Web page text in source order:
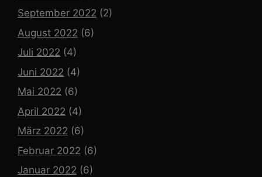
September 2022 (2)
August 2022 (6)
Juli 2022 (4)
Juni 2022 (4)
Mai 2022 (6)
April 2022 (4)
März 2022 (6)
Februar 2022 (6)
Januar 2022 (6)